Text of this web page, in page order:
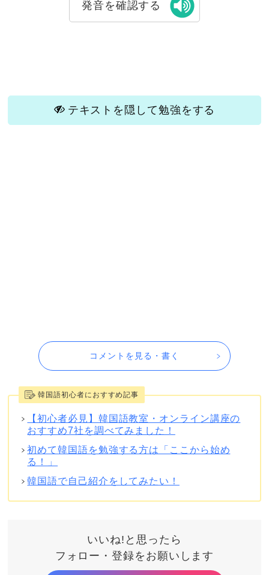
発音を確認する
テキストを隠して勉強をする
コメントを見る・書く
韓国語初心者におすすめ記事
【初心者必見】韓国語教室・オンライン講座の
おすすめ7社を調べてみました！
初めて韓国語を勉強する方は「ここから始め
る！」
韓国語で自己紹介をしてみたい！
いいね!と思ったら
フォロー・登録をお願いします